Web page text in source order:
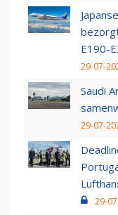
E190-
29-07-
Saudi
29-07-
29-